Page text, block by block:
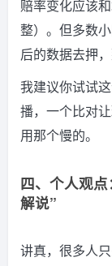
赔率变化应该
整）。但多数
后的数据去押
我建议你试试
播，一个比对
用那个慢的。
四、个人观
解说”
讲真，很多人